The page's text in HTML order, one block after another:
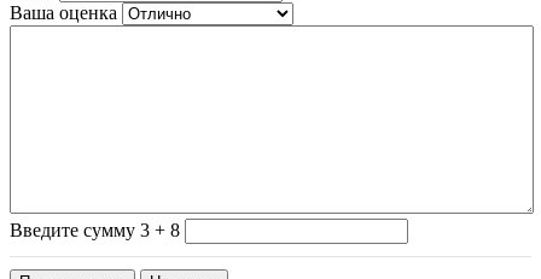
Ваша оценка
Введите сумму 3 + 8